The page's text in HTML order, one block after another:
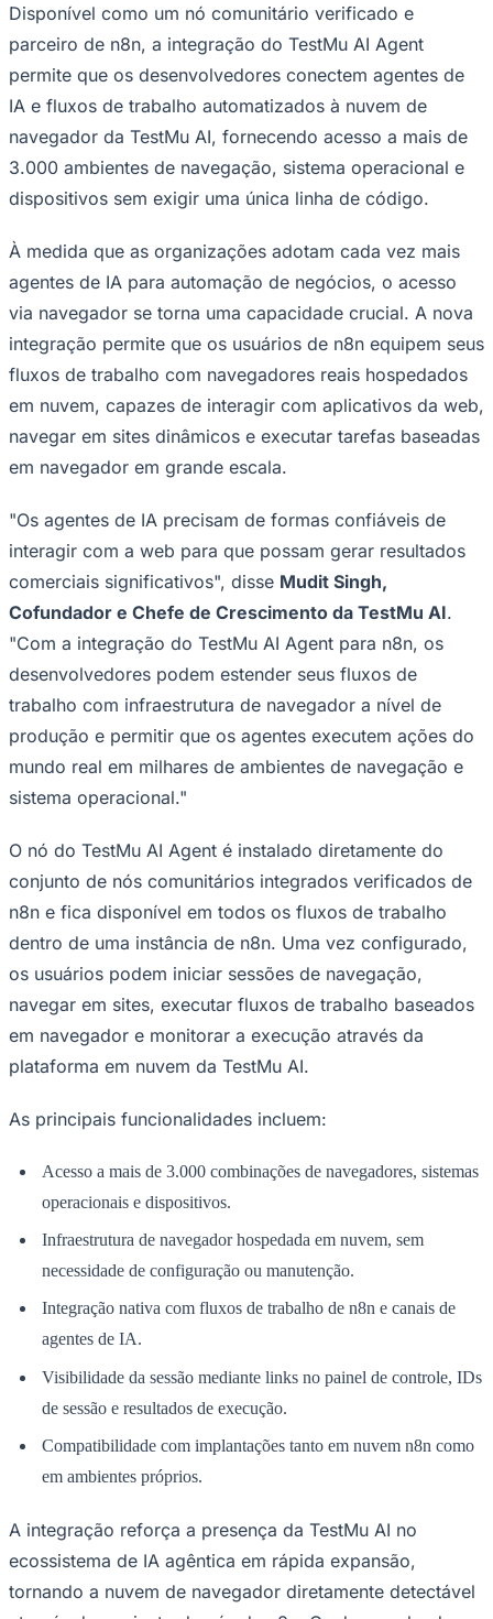
Segurança Regional
Hospitais Estaduais
Parques & Represas
Cidades da Região
Santana de ParnaíbaOsasco CarapicuíbaJandiraItapeviCotiaPirapora
RochaFrancisco MoratoTaboão da SerraEmbu das Artes São Roque
Para Sua Empresa
Anuncie Regional
Hub de Negócios
Guia Comercial
Selo Verificado
Portal Educacional
Agenda de Vestibulares
Vagas de Emprego
Panorama Econômico
Panorama Econômico
Anuncie no Portal
Verificar Empresa Novo
Anunciar VagasNovo
Publicidade Legal
NBA
Fórmula 1
UFC
MLB
NHL
Atletismo
Vôlei
Competições de Futebol
Brasileirão Série A
Brasileirão Série B
Paulistão
Copa do Brasil
Libertadores
Copa América
Champions League
Premier League
La Liga
Mundial 2026
Disponível como um nó comunitário verificado e
parceiro de n8n, a integração do TestMu AI Agent
permite que os desenvolvedores conectem agentes de
IA e fluxos de trabalho automatizados à nuvem de
navegador da TestMu AI, fornecendo acesso a mais de
3.000 ambientes de navegação, sistema operacional e
dispositivos sem exigir uma única linha de código.
À medida que as organizações adotam cada vez mais
agentes de IA para automação de negócios, o acesso
via navegador se torna uma capacidade crucial. A nova
integração permite que os usuários de n8n equipem seus
fluxos de trabalho com navegadores reais hospedados
em nuvem, capazes de interagir com aplicativos da web,
navegar em sites dinâmicos e executar tarefas baseadas
em navegador em grande escala.
"Os agentes de IA precisam de formas confiáveis ​​de
interagir com a web para que possam gerar resultados
comerciais significativos", disse Mudit Singh,
Cofundador e Chefe de Crescimento da TestMu AI.
"Com a integração do TestMu AI Agent para n8n, os
desenvolvedores podem estender seus fluxos de
trabalho com infraestrutura de navegador a nível de
produção e permitir que os agentes executem ações do
mundo real em milhares de ambientes de navegação e
sistema operacional."
O nó do TestMu AI Agent é instalado diretamente do
conjunto de nós comunitários integrados verificados de
n8n e fica disponível em todos os fluxos de trabalho
dentro de uma instância de n8n. Uma vez configurado,
os usuários podem iniciar sessões de navegação,
navegar em sites, executar fluxos de trabalho baseados
em navegador e monitorar a execução através da
plataforma em nuvem da TestMu AI.
As principais funcionalidades incluem:
Acesso a mais de 3.000 combinações de navegadores, sistemas
operacionais e dispositivos.
Infraestrutura de navegador hospedada em nuvem, sem
necessidade de configuração ou manutenção.
Integração nativa com fluxos de trabalho de n8n e canais de
agentes de IA.
Visibilidade da sessão mediante links no painel de controle, IDs
de sessão e resultados de execução.
Compatibilidade com implantações tanto em nuvem n8n como
em ambientes próprios.
A integração reforça a presença da TestMu AI no
ecossistema de IA agêntica em rápida expansão,
tornando a nuvem de navegador diretamente detectável